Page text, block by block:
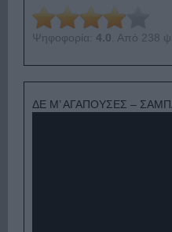
Ψηφοφορία: 4.0 . Από 238
ΔΕ Μ’ ΑΓΑΠΟΥΣΕΣ –